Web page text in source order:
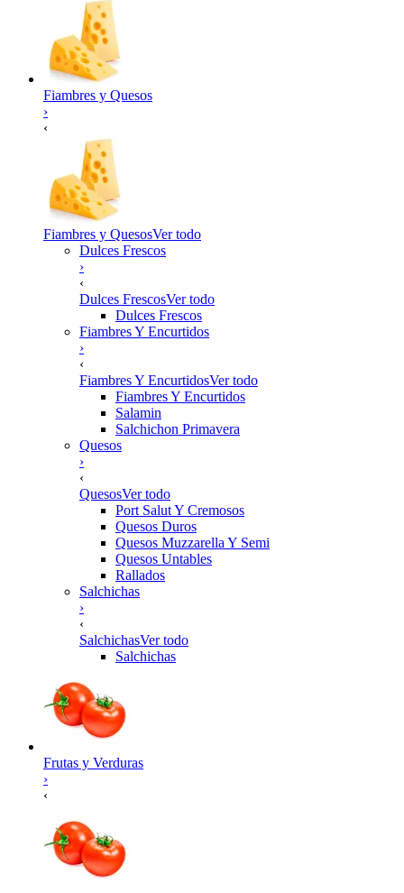
Fiambres y Quesos
›
‹
Fiambres y QuesosVer todo
Dulces Frescos
›
‹
Dulces FrescosVer todo
Dulces Frescos
Fiambres Y Encurtidos
›
‹
Fiambres Y EncurtidosVer todo
Fiambres Y Encurtidos
Salamin
Salchichon Primavera
Quesos
›
‹
QuesosVer todo
Port Salut Y Cremosos
Quesos Duros
Quesos Muzzarella Y Semi
Quesos Untables
Rallados
Salchichas
›
‹
SalchichasVer todo
Salchichas
Frutas y Verduras
›
‹